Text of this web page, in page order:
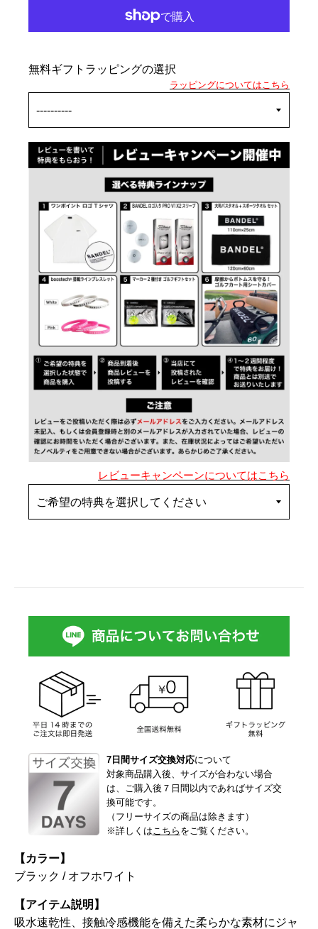
無料ギフトラッピングの選択
ラッピングについてはこちら
レビューキャンペーンについてはこちら
7日間サイズ交換対応について
対象商品購入後、サイズが合わない場合
は、ご購入後７日間以内であればサイズ交
換可能です。
（フリーサイズの商品は除きます）
※詳しくは こちら をご覧ください。
【カラー】
ブラック / オフホワイト
【アイテム説明】
吸水速乾性、接触冷感機能を備えた柔らかな素材にジャ